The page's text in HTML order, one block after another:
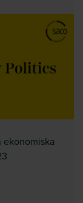
ekonomiska